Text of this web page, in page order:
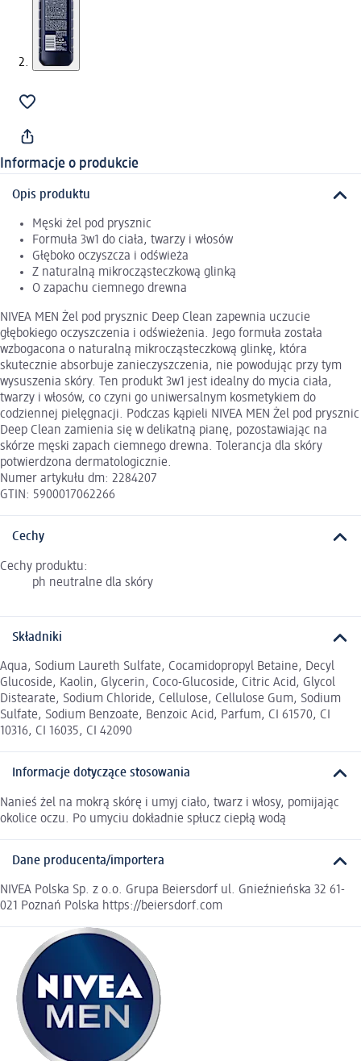
Informacje o produkcie
Opis produktu
Męski żel pod prysznic
Formuła 3w1 do ciała, twarzy i włosów
Głęboko oczyszcza i odświeża
Z naturalną mikrocząsteczkową glinką
O zapachu ciemnego drewna
NIVEA MEN Żel pod prysznic Deep Clean zapewnia uczucie
głębokiego oczyszczenia i odświeżenia. Jego formuła została
wzbogacona o naturalną mikrocząsteczkową glinkę, która
skutecznie absorbuje zanieczyszczenia, nie powodując przy tym
wysuszenia skóry. Ten produkt 3w1 jest idealny do mycia ciała,
twarzy i włosów, co czyni go uniwersalnym kosmetykiem do
codziennej pielęgnacji. Podczas kąpieli NIVEA MEN Żel pod prysznic
Deep Clean zamienia się w delikatną pianę, pozostawiając na
skórze męski zapach ciemnego drewna. Tolerancja dla skóry
potwierdzona dermatologicznie.
Numer artykułu dm: 2284207
GTIN: 5900017062266
Cechy
Cechy produktu:
ph neutralne dla skóry
Składniki
Aqua, Sodium Laureth Sulfate, Cocamidopropyl Betaine, Decyl
Glucoside, Kaolin, Glycerin, Coco-Glucoside, Citric Acid, Glycol
Distearate, Sodium Chloride, Cellulose, Cellulose Gum, Sodium
Sulfate, Sodium Benzoate, Benzoic Acid, Parfum, CI 61570, CI
10316, CI 16035, CI 42090
Informacje dotyczące stosowania
Nanieś żel na mokrą skórę i umyj ciało, twarz i włosy, pomijając
okolice oczu. Po umyciu dokładnie spłucz ciepłą wodą
Dane producenta/importera
NIVEA Polska Sp. z o.o. Grupa Beiersdorf ul. Gnieźnieńska 32 61-
021 Poznań Polska https://beiersdorf.com